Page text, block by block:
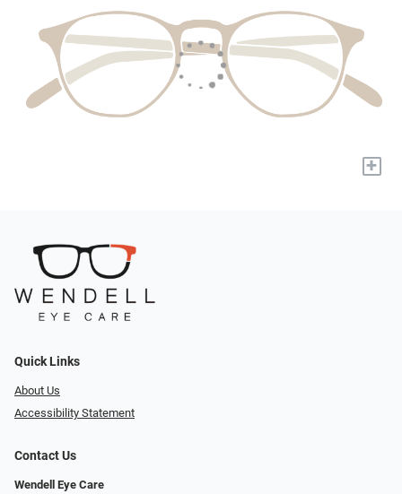
+
Quick Links
About Us
Accessibility Statement
Contact Us
Wendell Eye Care